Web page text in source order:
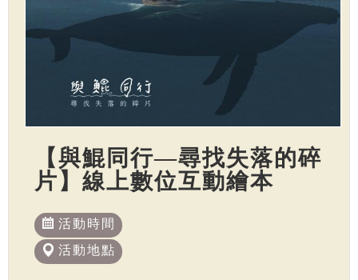
【與鯤同行—尋找失落的碎
片】線上數位互動繪本
活動時間
活動地點